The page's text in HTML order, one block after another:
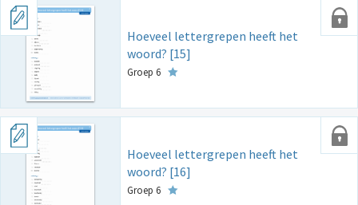
Hoeveel lettergrepen heeft het
woord? [15]
Groep 6
Hoeveel lettergrepen heeft het
woord? [16]
Groep 6